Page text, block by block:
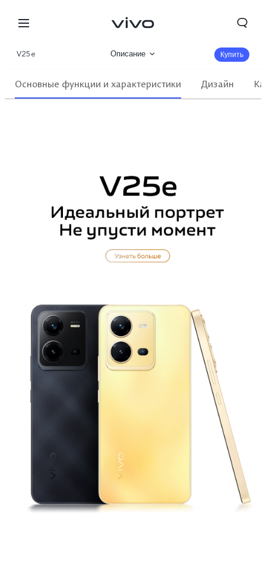
V25e Описание
Галерея
Купить
Основные функции и характеристики Дизайн